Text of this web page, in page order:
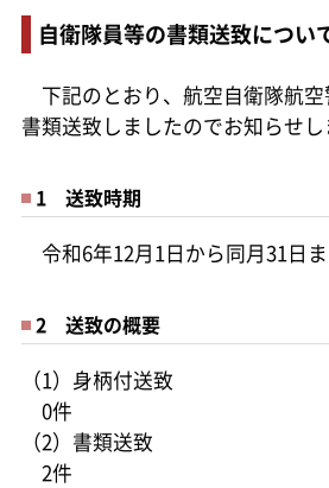
自衛隊員等の書類送致につい
下記のとおり、航空自衛隊航
書類送致しましたのでお知らせし
1 送致時期
令和6年12月1日から同月31日
2 送致の概要
（1）身柄付送致
0件
（2）書類送致
2件